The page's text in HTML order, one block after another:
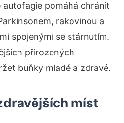
autofagie pomáhá chránit
rakovinou a
spojenými se stárnutím.
přirozených
buňky mladé a zdravé.
míst